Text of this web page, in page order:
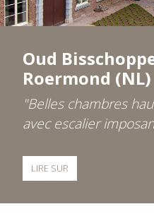
Oud
Roermond (NL)
"Belles chambres
avec escalier
LIRE SUR